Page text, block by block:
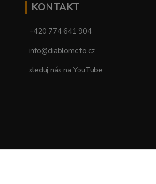
KONTAKT
+420 774 641 904
info@diablomoto.cz
sleduj nás na YouTube